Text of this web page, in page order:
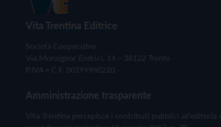
Vita Trentina Editrice
Società Cooperativa
Via Monsignor Endrici, 14 – 38122 Trento
P.IVA e C.F. 00199960220
Amministrazione trasparente
Vita Trentina percepisce i contributi pubblici all'editoria